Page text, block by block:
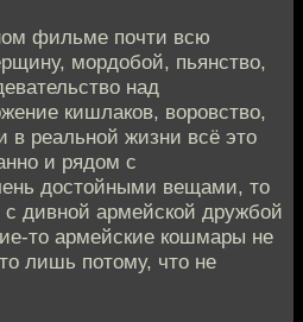
фильме почти всю
мордобой, пьянство,
над
кишлаков, воровство,
в реальной жизни всё это
и рядом с
достойными вещами, то
с дивной армейской дружбой
то армейские кошмары не
лишь потому, что не